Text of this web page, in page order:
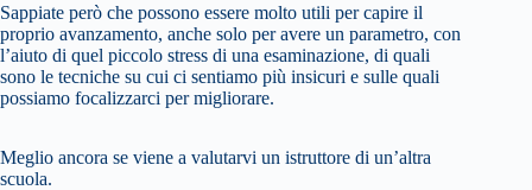
Sappiate però che possono essere molto utili per capire il
proprio avanzamento, anche solo per avere un parametro, con
l’aiuto di quel piccolo stress di una esaminazione, di quali
sono le tecniche su cui ci sentiamo più insicuri e sulle quali
possiamo focalizzarci per migliorare.
Meglio ancora se viene a valutarvi un istruttore di un’altra
scuola.